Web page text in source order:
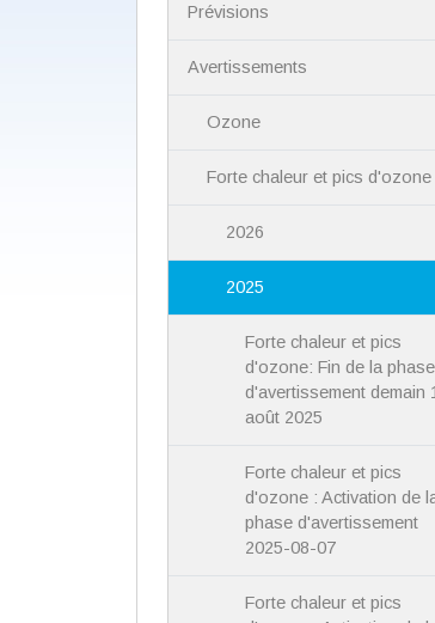
Prévisions
Avertissements
Ozone
Forte chaleur et pics d'ozone
2026
2025
Forte chaleur et pics
d'ozone: Fin de la phase
d'avertissement demain
août 2025
Forte chaleur et pics
d'ozone : Activation de
phase d'avertissement
2025-08-07
Forte chaleur et pics